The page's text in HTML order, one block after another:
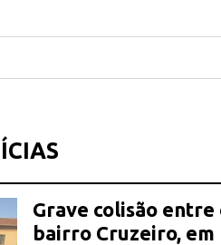
Grave colisão
bairro Cruzeiro,